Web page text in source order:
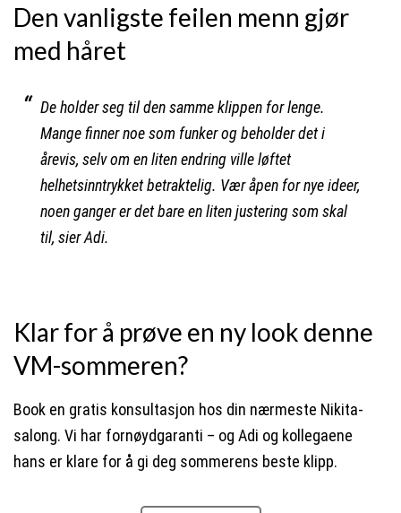
Den vanligste feilen menn gjør
med håret
De holder seg til den samme klippen for lenge.
Mange finner noe som funker og beholder det i
årevis, selv om en liten endring ville løftet
helhetsinntrykket betraktelig. Vær åpen for nye ideer,
noen ganger er det bare en liten justering som skal
til, sier Adi.
Klar for å prøve en ny look denne
VM-sommeren?
Book en gratis konsultasjon hos din nærmeste Nikita-
salong. Vi har fornøydgaranti – og Adi og kollegaene
hans er klare for å gi deg sommerens beste klipp.